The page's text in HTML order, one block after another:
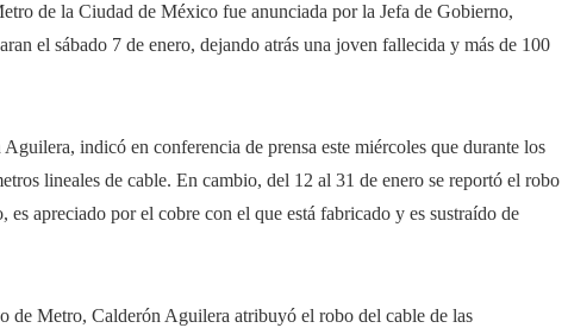
de la Ciudad de México fue anunciada por la Jefa de Gobierno,
el sábado 7 de enero, dejando atrás una joven fallecida y más de 100
indicó en conferencia de prensa este miércoles que durante los
lineales de cable. En cambio, del 12 al 31 de enero se reportó el robo
apreciado por el cobre con el que está fabricado y es sustraído de
de Metro, Calderón Aguilera atribuyó el robo del cable de las